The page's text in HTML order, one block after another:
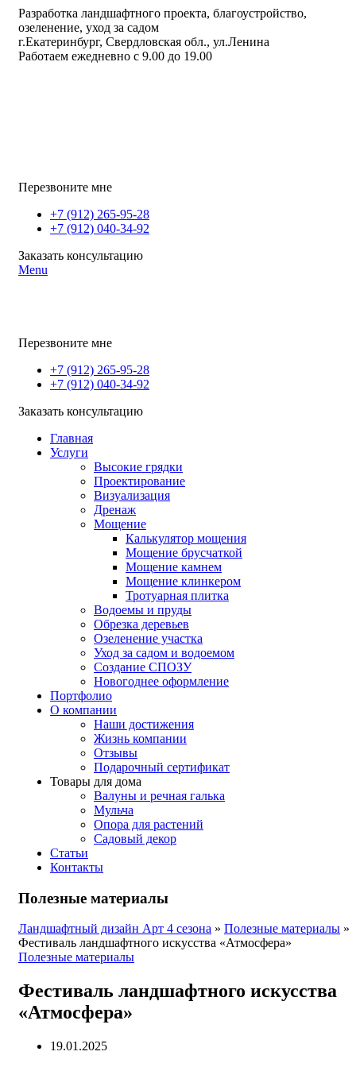
Разработка ландшафтного проекта, благоустройство,
озеленение, уход за садом
г.Екатеринбург, Свердловская обл., ул.Ленина
Работаем ежедневно с 9.00 до 19.00
Перезвоните мне
+7 (912) 265-95-28
+7 (912) 040-34-92
Заказать консультацию
Menu
Перезвоните мне
+7 (912) 265-95-28
+7 (912) 040-34-92
Заказать консультацию
Главная
Услуги
Высокие грядки
Проектирование
Визуализация
Дренаж
Мощение
Калькулятор мощения
Мощение брусчаткой
Мощение камнем
Мощение клинкером
Тротуарная плитка
Водоемы и пруды
Обрезка деревьев
Озеленение участка
Уход за садом и водоемом
Создание СПОЗУ
Новогоднее оформление
Портфолио
О компании
Наши достижения
Жизнь компании
Отзывы
Подарочный сертификат
Товары для дома
Валуны и речная галька
Мульча
Опора для растений
Садовый декор
Статьи
Контакты
Полезные материалы
Ландшафтный дизайн Арт 4 сезона » Полезные материалы »
Фестиваль ландшафтного искусства «Атмосфера»
Полезные материалы
Фестиваль ландшафтного искусства
«Атмосфера»
19.01.2025